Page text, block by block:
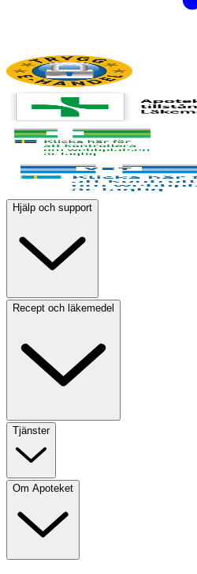
Hjälp och support
Recept och läkemedel
Tjänster
Om Apoteket